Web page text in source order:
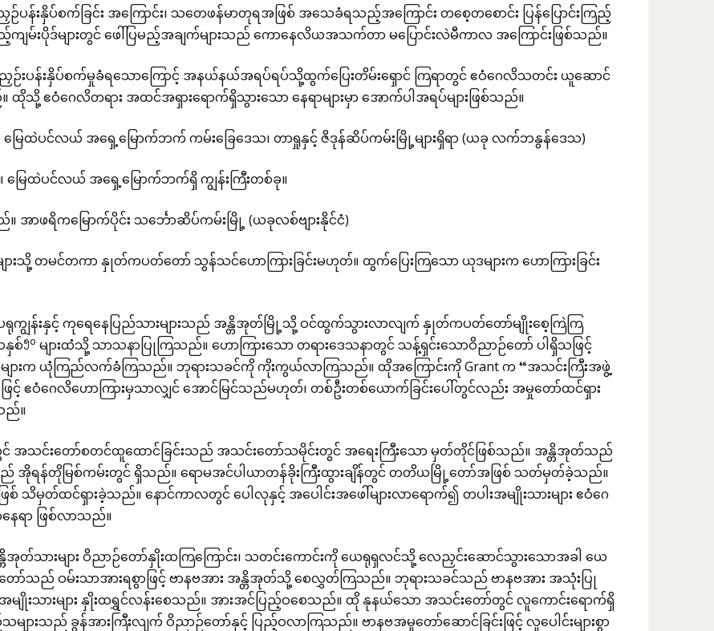
ပန်းနှိပ်စက်ခြင်း အကြောင်း၊ သတေဖန်မာတုရအဖြစ် အသေခံရသည့်အကြောင်း တစေ့တစောင်း ပြန်ပြောင်းကြည့်
ကျမ်းပိုဒ်များတွင် ဖေါ်ပြမည့်အချက်များသည် ကောနေလိယအသက်တာ မပြောင်းလဲမီကာလ အကြောင်းဖြစ်သည်။
ညှဉ်းပန်းနှိပ်စက်မှုခံရသောကြောင့် အနယ်နယ်အရပ်ရပ်သို့ထွက်ပြေးတိမ်းရှောင် ကြရာတွင် ဧဝံဂေလိသတင်း ယူဆောင်
ထိုသို့ ဧဝံဂေလိတရား အထင်အရှားရောက်ရှိသွားသော နေရာများမှာ အောက်ပါအရပ်များဖြစ်သည်။
မြေထဲပင်လယ် အရှေ့မြောက်ဘက် ကမ်းခြေဒေသ၊ တာရှုနှင့် ဇိဒုန်ဆိပ်ကမ်းမြို့များရှိရာ (ယခု လက်ဘနွန်ဒေသ)
မြေထဲပင်လယ် အရှေ့မြောက်ဘက်ရှိ ကျွန်းကြီးတစ်ခု။
။ အာဖရိကမြောက်ပိုင်း သင်္ဘောဆိပ်ကမ်းမြို့ (ယခုလစ်ဗျားနိုင်ငံ)
းသို့ တမင်တကာ နှုတ်ကပတ်တော် သွန်သင်ဟောကြားခြင်းမဟုတ်။ ထွက်ပြေးကြသော ယုဒများက ဟောကြားခြင်း
ရုကျွန်းနှင့် ကုရေနေပြည်သားများသည် အန္တိအုတ်မြို့သို့ ဝင်ထွက်သွားလာလျက် နှုတ်ကပတ်တော်မျိုးစေ့ကြဲကြ
စ်၅၀များထံသို့ သာသနာပြုကြသည်။ ဟောကြားသော တရားဒေသနာတွင် သန့်ရှင်းသောဝိညာဉ်တော် ပါရှိသဖြင့်
ားက ယုံကြည်လက်ခံကြသည်။ ဘုရားသခင်ကို ကိုးကွယ်လာကြသည်။ ထိုအကြောင်းကို Grant က “အသင်းကြီးအဖွဲ့
ြင့် ဧဝံဂေလိဟောကြားမှသာလျှင် အောင်မြင်သည်မဟုတ်၊ တစ်ဦးတစ်ယောက်ခြင်းပေါ်တွင်လည်း အမှုတော်ထင်ရှား
။
အသင်းတော်စတင်ထူထောင်ခြင်းသည် အသင်းတော်သမိုင်းတွင် အရေးကြီးသော မှတ်တိုင်ဖြစ်သည်။ အန္တိအုတ်သည်
ည် အိုရန်တိုမြစ်ကမ်းတွင် ရှိသည်။ ရောမအင်ပါယာတန်ခိုးကြီးထွားချိန်တွင် တတိယမြို့တော်အဖြစ် သတ်မှတ်ခဲ့သည်။
ြစ် သိမှတ်ထင်ရှားခဲ့သည်။ နောင်ကာလတွင် ပေါလုနှင့် အပေါင်းအဖေါ်များလာရောက်၍ တပါးအမျိုးသားများ ဧဝံဂေ
ေရာ ဖြစ်လာသည်။
အုတ်သားများ ဝိညာဉ်တော်နှိုးထကြကြောင်း၊ သတင်းကောင်းကို ယေရုရှလင်သို့ လေညှင်းဆောင်သွားသောအခါ ယေ
ာ်သည် ဝမ်းသာအားရစွာဖြင့် ဗာနဗအား အန္တိအုတ်သို့ စေလွှတ်ကြသည်။ ဘုရားသခင်သည် ဗာနဗအား အသုံးပြု
ျိုးသားများ နှိုးထရွှင်လန်းစေသည်။ အားအင်ပြည့်ဝစေသည်။ ထို နုနယ်သော အသင်းတော်တွင် လူကောင်းရောက်ရှိ
ျားသည် ခွန်အားကြီးလျက် ဝိညာဉ်တော်နှင့် ပြည့်ဝလာကြသည်။ ဗာနဗအမှုတော်ဆောင်ခြင်းဖြင့် လူပေါင်းများစွာ